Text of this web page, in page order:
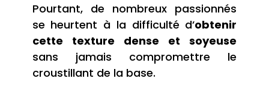
Pourtant, de nombreux passionnés
se heurtent à la difficulté d’obtenir
cette texture dense et soyeuse
sans jamais compromettre le
croustillant de la base.